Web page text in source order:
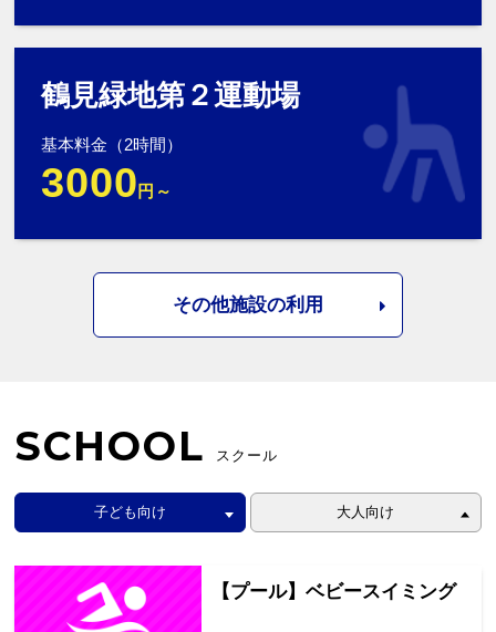
鶴見緑地第２運動場
基本料金（2時間）
3000 円～
その他施設の利用
SCHOOL スクール
子ども向け 大人向け
【プール】ベビースイミング